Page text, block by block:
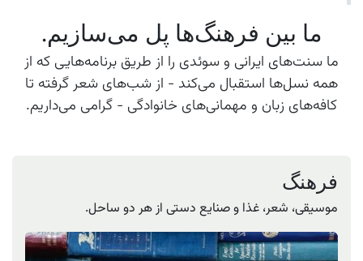
ما بین فرهنگ‌ها پل می‌سازیم.
ما سنت‌های ایرانی و سوئدی را از طریق برنامه‌هایی که از
همه نسل‌ها استقبال می‌کند - از شب‌های شعر گرفته تا
کافه‌های زبان و مهمانی‌های خانوادگی - گرامی می‌داریم.
فرهنگ
موسیقی، شعر، غذا و صنایع دستی از هر دو ساحل.